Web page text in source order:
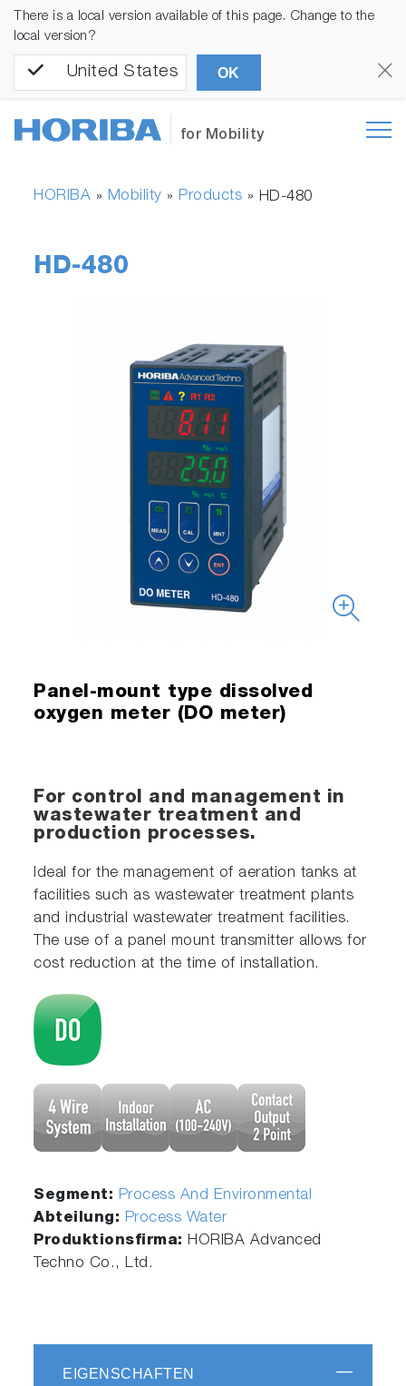
There is a local version available of this page. Change to the
local version?
United States OK
for Mobility
HORIBA » Mobility » Products » HD-480
HD-480
Panel-mount type dissolved
oxygen meter (DO meter)
For control and management in
wastewater treatment and
production processes.
Ideal for the management of aeration tanks at
facilities such as wastewater treatment plants
and industrial wastewater treatment facilities.
The use of a panel mount transmitter allows for
cost reduction at the time of installation.
Segment: Process And Environmental
Abteilung: Process Water
Produktionsfirma:HORIBA Advanced
Techno Co., Ltd.
EIGENSCHAFTEN